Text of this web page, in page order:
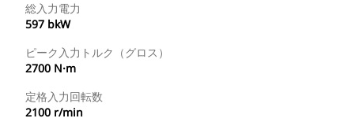
総入力電力
597 bkW
ピーク入力トルク（グロス）
2700 N·m
定格入力回転数
2100 r/min